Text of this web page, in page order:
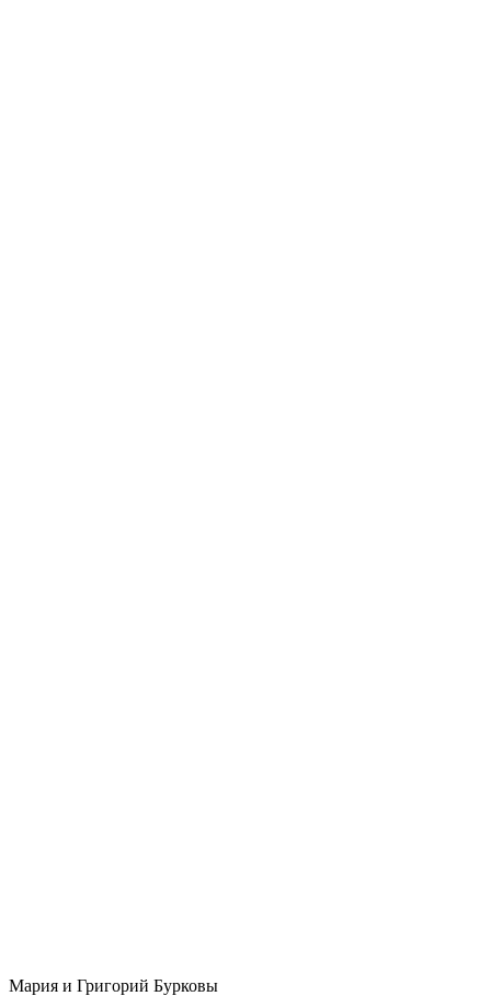
Мария и Григорий Бурковы